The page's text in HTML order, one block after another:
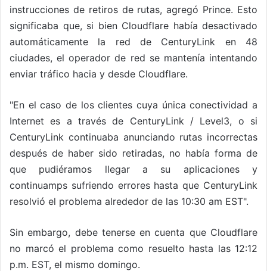
instrucciones de retiros de rutas, agregó Prince. Esto
significaba que, si bien Cloudflare había desactivado
automáticamente la red de CenturyLink en 48
ciudades, el operador de red se mantenía intentando
enviar tráfico hacia y desde Cloudflare.
"En el caso de los clientes cuya única conectividad a
Internet es a través de CenturyLink / Level3, o si
CenturyLink continuaba anunciando rutas incorrectas
después de haber sido retiradas, no había forma de
que pudiéramos llegar a su aplicaciones y
continuamps sufriendo errores hasta que CenturyLink
resolvió el problema alrededor de las 10:30 am EST".
Sin embargo, debe tenerse en cuenta que Cloudflare
no marcó el problema como resuelto hasta las 12:12
p.m. EST, el mismo domingo.